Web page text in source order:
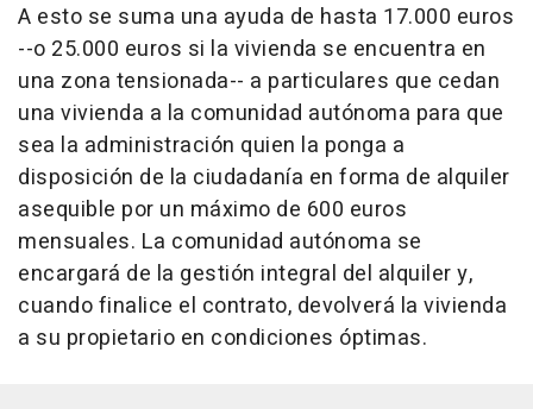
A esto se suma una ayuda de hasta 17.000 euros
--o 25.000 euros si la vivienda se encuentra en
una zona tensionada-- a particulares que cedan
una vivienda a la comunidad autónoma para que
sea la administración quien la ponga a
disposición de la ciudadanía en forma de alquiler
asequible por un máximo de 600 euros
mensuales. La comunidad autónoma se
encargará de la gestión integral del alquiler y,
cuando finalice el contrato, devolverá la vivienda
a su propietario en condiciones óptimas.